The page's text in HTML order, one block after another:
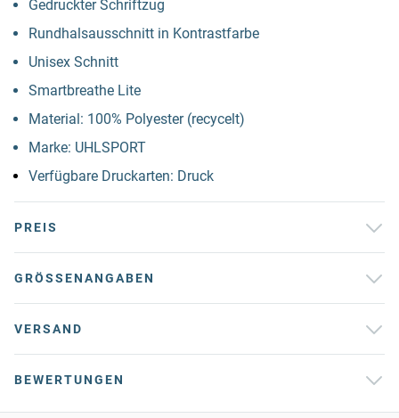
Gedruckter Schriftzug
Rundhalsausschnitt in Kontrastfarbe
Unisex Schnitt
Smartbreathe Lite
Material: 100% Polyester (recycelt)
Marke: UHLSPORT
Verfügbare Druckarten: Druck
PREIS
GRÖSSENANGABEN
VERSAND
BEWERTUNGEN